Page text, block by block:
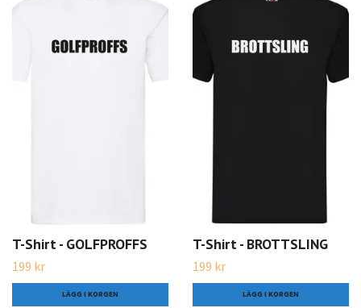
T-Shirt - GOLFPROFFS
199 kr
LÄGG I KORGEN
T-Shirt - BROTTSLING
199 kr
LÄGG I KORGEN